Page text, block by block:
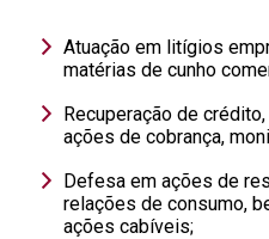
Atuação em litígios
matérias de cunho
Recuperação de
ações de cobrança,
Defesa em ações de
relações de consumo,
ações cabíveis;